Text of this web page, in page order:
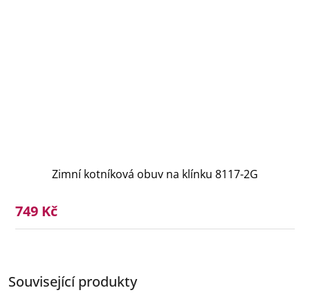
Související produkty
Zimní kotníková obuv na klínku 8117-2G
749 Kč